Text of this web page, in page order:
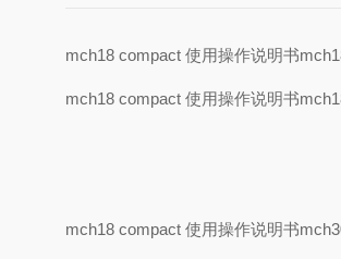
mch18 compact 使用操作说明书
mch18 compact 使用操作说明书
mch18 compact 使用操作说明书